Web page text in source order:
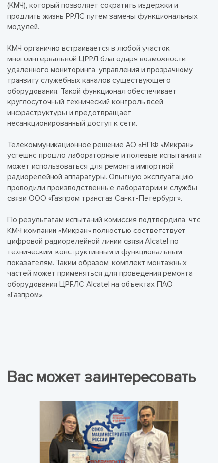
(КМЧ), который позволяет сократить издержки и
продлить жизнь РРЛС путем замены функциональных
модулей.
КМЧ органично встраивается в любой участок
многоинтервальной ЦРРЛ благодаря возможности
удаленного мониторинга, управления и прозрачному
транзиту служебных каналов существующего
оборудования. Такой функционал обеспечивает
круглосуточный технический контроль всей
инфраструктуры и предотвращает
несанкционированный доступ к сети.
Телекоммуникационное решение АО «НПФ «Микран»
успешно прошло лабораторные и полевые испытания и
может использоваться для ремонта импортной
радиорелейной аппаратуры. Опытную эксплуатацию
проводили производственные лаборатории и службы
связи ООО «Газпром трансгаз Санкт-Петербург».
По результатам испытаний комиссия подтвердила, что
КМЧ компании «Микран» полностью соответствует
цифровой радиорелейной линии связи Alcatel по
техническим, конструктивным и функциональным
показателям. Таким образом, комплект монтажных
частей может применяться для проведения ремонта
оборудования ЦРРЛС Alcatel на объектах ПАО
«Газпром».
Вас может заинтересовать